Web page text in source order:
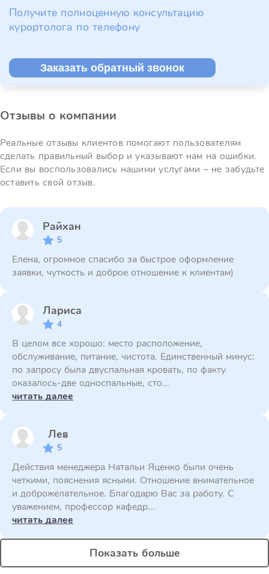
Получите полноценную консультацию
курортолога по телефону
Заказать обратный звонок
Отзывы о компании
Реальные отзывы клиентов помогают пользователям
сделать правильный выбор и указывают нам на ошибки.
Если вы воспользовались нашими услугами – не забудьте
оставить свой отзыв.
Райхан
5
Елена, огромное спасибо за быстрое оформление
заявки, чуткость и доброе отношение к клиентам)
Лариса
4
В целом все хорошо: место расположение,
обслуживание, питание, чистота. Единственный минус:
по запросу была двуспальная кровать, по факту
оказалось-две односпальные, сто...
читать далее
Лев
5
Действия менеджера Натальи Яценко были очень
четкими, пояснения ясными. Отношение внимательное
и доброжелательное. Благодарю Вас за работу. С
уважением, профессор кафедр...
читать далее
Показать больше